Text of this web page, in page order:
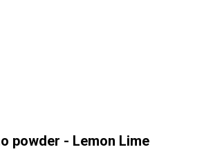
powder - Lemon Lime